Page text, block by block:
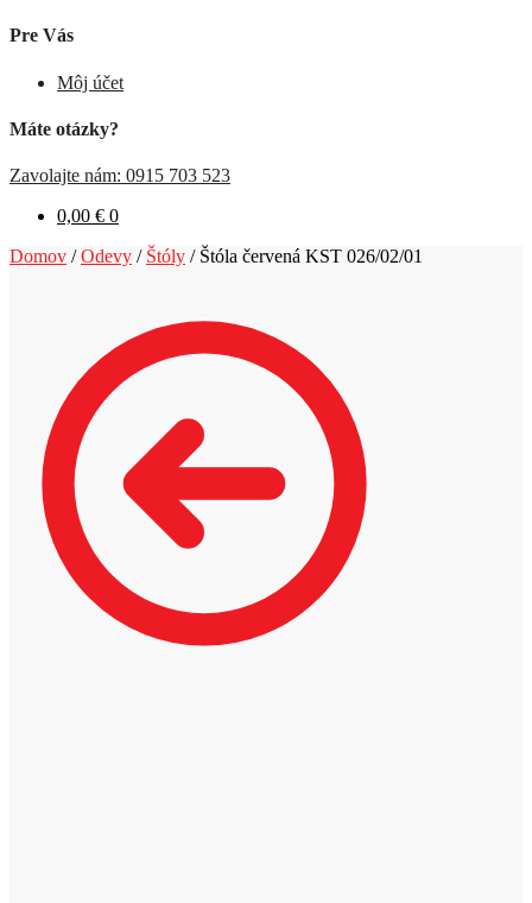
Pre Vás
Môj účet
Máte otázky?
Zavolajte nám: 0915 703 523
0,00 € 0
Domov /Odevy / Štóly / Štóla červená KST 026/02/01